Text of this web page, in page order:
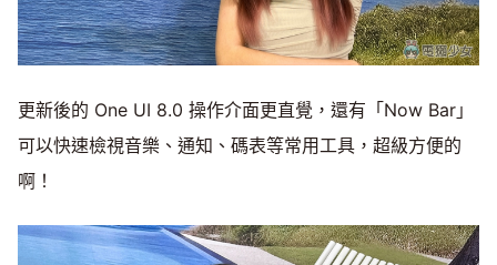
更新後的 One UI 8.0 操作介面更直覺，還有「Now Bar」
可以快速檢視音樂、通知、碼表等常用工具，超級方便的
啊！